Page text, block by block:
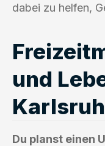
dabei zu helfen,
und
Du planst einen